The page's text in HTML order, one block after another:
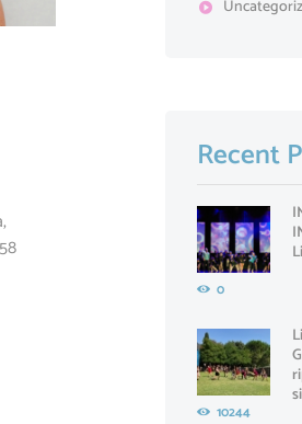
Recent
0
10244